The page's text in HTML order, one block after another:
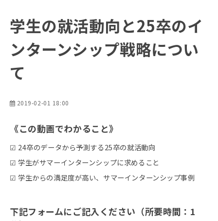
学生の就活動向と25卒のイ
ンターンシップ戦略につい
て
2019-02-01 18:00
《この動画でわかること》
☑ 24卒のデータから予測する25卒の就活動向
☑ 学生がサマーインターンシップに求めること
☑ 学生からの満足度が高い、サマーインターンシップ事例
下記フォームにご記入ください（所要時間：1